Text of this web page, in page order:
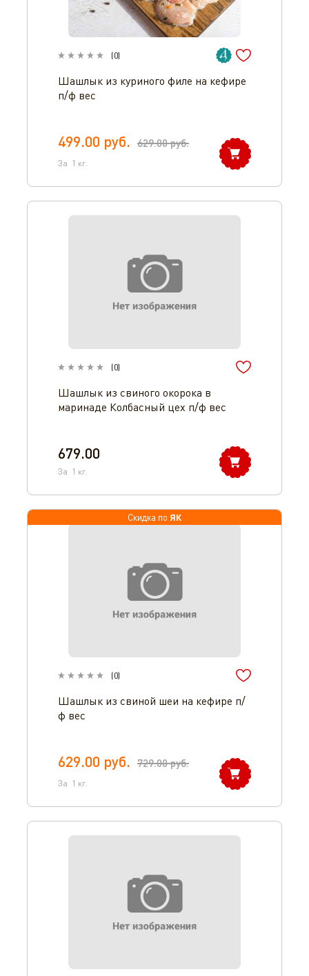
Оператор 8-800-350-46-10
(0)
Шашлык из куриного филе на кефире
п/ф вес
499.00 руб. 629.00руб.
За 1 кг.
(0)
Шашлык из свиного окорока в
маринаде Колбасный цех п/ф вес
679.00
За 1 кг.
Скидка по ЯК
(0)
Шашлык из свиной шеи на кефире п/
ф вес
629.00 руб. 729.00руб.
За 1 кг.